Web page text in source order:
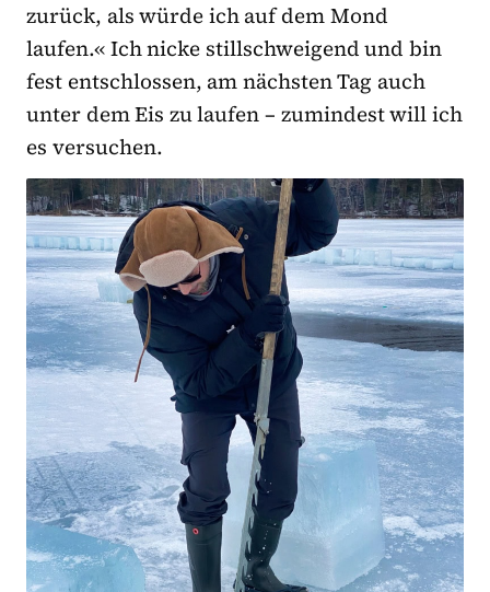
zurück, als würde ich auf dem Mond
laufen.« Ich nicke stillschweigend und bin
fest entschlossen, am nächsten Tag auch
unter dem Eis zu laufen – zumindest will ich
es versuchen.